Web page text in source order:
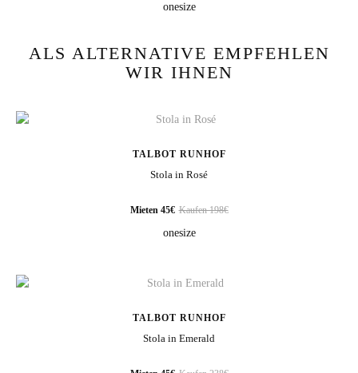
onesize
ALS ALTERNATIVE EMPFEHLEN
WIR IHNEN
TALBOT RUNHOF
Stola in Rosé
Mieten 45€ Kaufen 198€
onesize
TALBOT RUNHOF
Stola in Emerald